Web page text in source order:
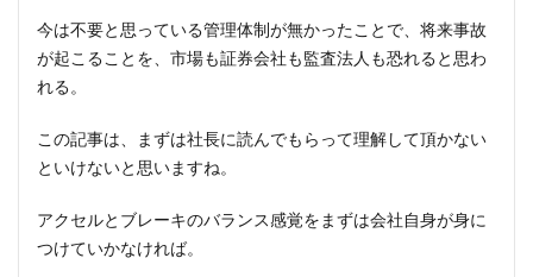
今は不要と思っている管理体制が無かったことで、将来事故
が起こることを、市場も証券会社も監査法人も恐れると思わ
れる。
この記事は、まずは社長に読んでもらって理解して頂かない
といけないと思いますね。
アクセルとブレーキのバランス感覚をまずは会社自身が身に
つけていかなければ。